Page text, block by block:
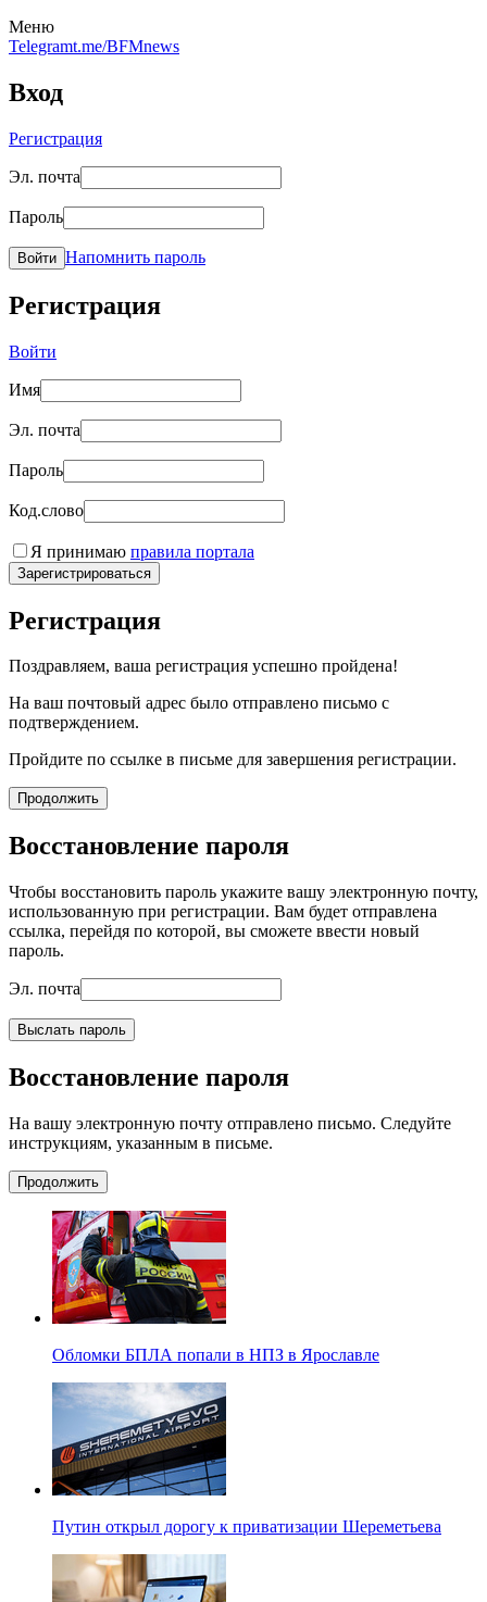
Меню
Telegramt.me/BFMnews
Вход
Регистрация
Эл. почта
Пароль
Войти Напомнить пароль
Регистрация
Войти
Имя
Эл. почта
Пароль
Код.слово
Я принимаю правила портала
Зарегистрироваться
Регистрация
Поздравляем, ваша регистрация успешно пройдена!
На ваш почтовый адрес было отправлено письмо с
подтверждением.
Пройдите по ссылке в письме для завершения регистрации.
Продолжить
Восстановление пароля
Чтобы восстановить пароль укажите вашу электронную почту,
использованную при регистрации. Вам будет отправлена
ссылка, перейдя по которой, вы сможете ввести новый
пароль.
Эл. почта
Выслать пароль
Восстановление пароля
На вашу электронную почту отправлено письмо. Следуйте
инструкциям, указанным в письме.
Продолжить
Обломки БПЛА попали в НПЗ в Ярославле
Путин открыл дорогу к приватизации Шереметьева